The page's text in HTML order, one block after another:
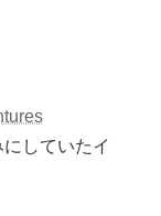
していたイ